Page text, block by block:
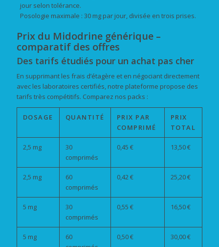
jour selon tolérance.
Posologie maximale : 30 mg par jour, divisée en trois prises.
Prix du Midodrine générique –
comparatif des offres
Des tarifs étudiés pour un achat pas cher
En supprimant les frais d’étagère et en négociant directement
avec les laboratoires certifiés, notre plateforme propose des
tarifs très compétitifs. Comparez nos packs :
DOSAGE QUANTITÉ
PRIX PAR
COMPRIMÉ
PRIX
TOTAL
2,5 mg
30
comprimés
0,45 € 13,50 €
2,5 mg
60
comprimés
0,42 € 25,20 €
5 mg
30
comprimés
0,55 € 16,50 €
5 mg
60
0,50 € 30,00 €